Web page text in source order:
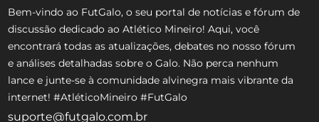
Bem-vindo ao FutGalo, o seu portal de notícias e fórum de
discussão dedicado ao Atlético Mineiro! Aqui, você
encontrará todas as atualizações, debates no nosso fórum
e análises detalhadas sobre o Galo. Não perca nenhum
lance e junte-se à comunidade alvinegra mais vibrante da
internet! #AtléticoMineiro #FutGalo
suporte@futgalo.com.br